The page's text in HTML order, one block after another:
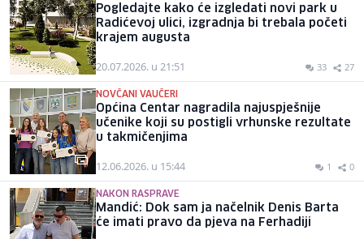
Pogledajte kako će izgledati novi park u
Radićevoj ulici, izgradnja bi trebala početi
krajem augusta
20.07.2026. u 21:51 33 27
NOVČANI VAUČERI
Općina Centar nagradila najuspješnije
učenike koji su postigli vrhunske rezultate
u takmičenjima
12.06.2026. u 15:44 1 0
NAKON RASPRAVE
Mandić: Dok sam ja načelnik Denis Barta
će imati pravo da pjeva na Ferhadiji